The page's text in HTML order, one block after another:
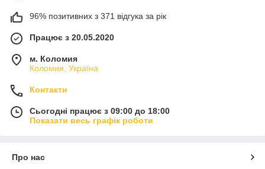
96% позитивних з 371 відгука за рік
Працює з 20.05.2020
м. Коломия
Коломия, Україна
Контакти
Сьогодні працює з 09:00 до 18:00
Показати весь графік роботи
Про нас